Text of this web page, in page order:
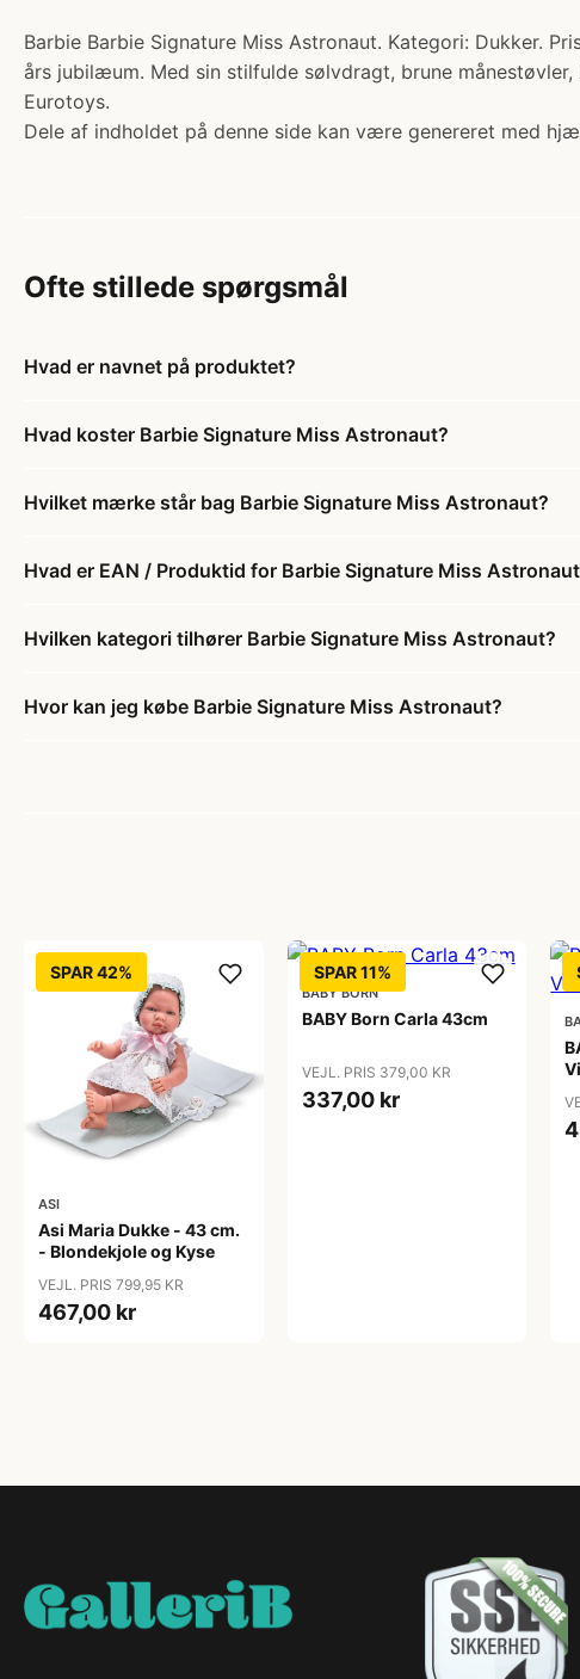
Barbie Barbie Signature Miss Astronaut. Kategori: Dukker.
års jubilæum. Med sin stilfulde sølvdragt, brune
Eurotoys.
Dele af indholdet på denne side kan være genereret med
Ofte stillede spørgsmål
Hvad er navnet på produktet?
Hvad koster Barbie Signature Miss Astronaut?
Hvilket mærke står bag Barbie Signature Miss Astronaut?
Hvad er EAN / Produktid for Barbie Signature Miss
Hvilken kategori tilhører Barbie Signature Miss Astronaut?
Hvor kan jeg købe Barbie Signature Miss Astronaut?
SPAR 42%
ASI
Asi Maria Dukke - 43 cm.
- Blondekjole og Kyse
VEJL. PRIS 799,95 KR
467,00 kr
SPAR 11%
BABY BORN
BABY Born Carla 43cm
VEJL. PRIS 379,00 KR
337,00 kr